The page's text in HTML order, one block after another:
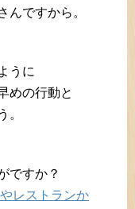
んですから。
うに
めの行動と
。
ですか？
レストランか